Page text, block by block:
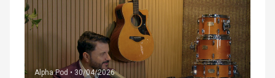
Alpha Pod • 30/04/2026